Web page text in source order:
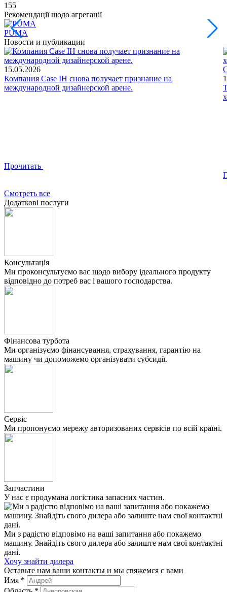
155
Рекомендації щодо агрегації
PUMA
Новости и публикации
15.05.2026
Компания Case IH снова получает признание на
международной дизайнерской арене.
Прочитать
Смотреть все
Додаткові послуги
Консультація
Ми проконсультуємо вас щодо вибору ідеального продукту
відповідно до потреб вас і вашого господарства.
Фінансова турбота
Ми організуємо фінансування, страхування, гарантію на
машину чи допоможемо організувати субсидії.
Сервіс
Ми пропонуємо мережу авторизованих сервісів по всій країні.
Запчастини
У нас є продумана логістика запасних частин.
Ми з радістю відповімо на ваші запитання або покажемо
машину. Знайдіть свого дилера або залиште нам свої контактні
дані.
Хочу знайти дилера
Оставьте нам ваши контакты и мы свяжемся с вами
Имя *